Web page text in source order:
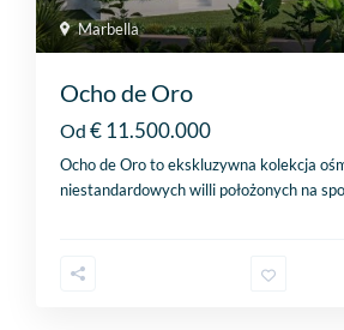
Marbella
Ocho de Oro
Od € 11.500.000
Ocho de Oro to ekskluzywna kolekcja
niestandardowych willi położonych na